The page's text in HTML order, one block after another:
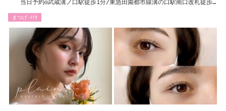
当日予約◎武蔵溝ノ口駅徒歩1分/東急田園都市線溝の口駅南口改札徒歩
まつげ･ﾒｲｸ